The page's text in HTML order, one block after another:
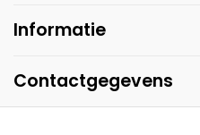
Informatie
Contactgegevens